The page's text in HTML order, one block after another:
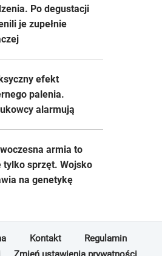
Po degustacji
je zupełnie
efekt
palenia.
alarmują
armia to
tylko sprzęt. Wojsko
na genetykę
Kontakt
Regulamin